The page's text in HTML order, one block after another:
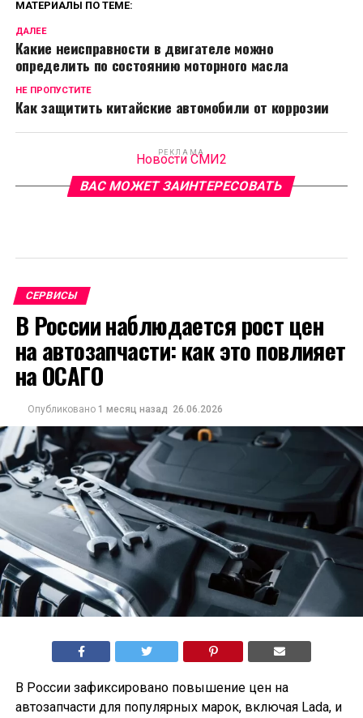
МАТЕРИАЛЫ ПО ТЕМЕ:
ДАЛЕЕ
Какие неисправности в двигателе можно
определить по состоянию моторного масла
НЕ ПРОПУСТИТЕ
Как защитить китайские автомобили от коррозии
РЕКЛАМА
Новости СМИ2
ВАС МОЖЕТ ЗАИНТЕРЕСОВАТЬ
СЕРВИСЫ
В России наблюдается рост цен
на автозапчасти: как это повлияет
на ОСАГО
Опубликовано 1 месяц назад 26.06.2026
В России зафиксировано повышение цен на
автозапчасти для популярных марок, включая Lada, и